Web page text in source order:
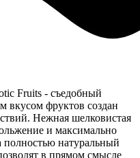
Fruits - съедобный
вкусом фруктов создан
Нежная шелковистая
и максимально
натуральный
в прямом смысле